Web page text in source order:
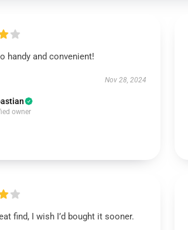
handy and convenient!
Nov 28, 2024
owner
find, I wish I’d bought it sooner.